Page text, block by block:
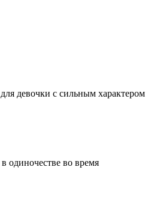
девочки с сильным характером
одиночестве во время